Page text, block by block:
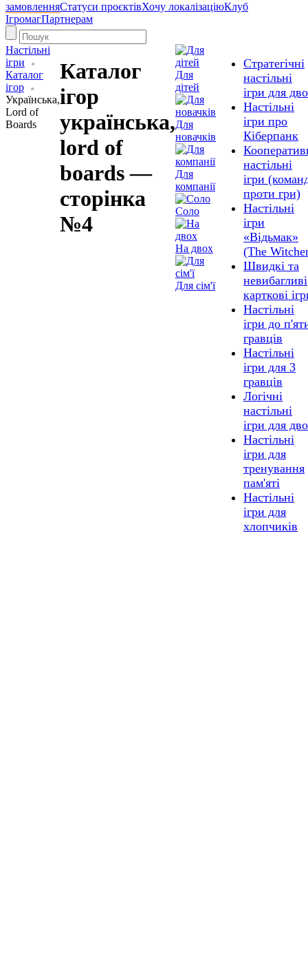
замовленняСтатуси проєктівХочу локалізаціюКлуб
ІгромагПартнерам
Настільні
ігри
Каталог
ігор
Українська,
Lord of
Boards
Каталог
ігор
українська,
lord of
boards —
сторінка
№4
Для
дітей
Для
новачків
Для
компанії
Соло
На двох
Для сім'ї
Стратегічні
настільні
ігри для
Настільні
ігри про
Кіберпанк
настільні
ігри
проти гри)
Настільні
ігри
«Відьмак»
(The
Швидкі та
невибагливі
карткові
Настільні
ігри до
гравців
Настільні
ігри для 3
гравців
Логічні
настільні
ігри для
Настільні
ігри для
тренування
пам'яті
Настільні
ігри для
хлопчиків